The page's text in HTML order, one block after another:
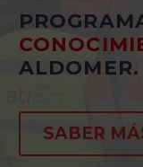
ALDOMER.
SABER